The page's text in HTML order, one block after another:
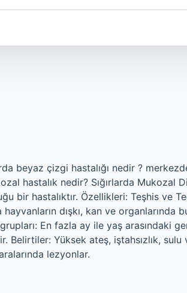
beyaz çizgi hastalığı nedir ?
hastalık nedir? Sığırlarda Mukozal
bir hastalıktır. Özellikleri: Teşhis ve
dışkı, kan ve organlarında
En fazla ay ile yaş arasındaki
Belirtiler: Yüksek ateş, iştahsızlık,
lezyonlar.